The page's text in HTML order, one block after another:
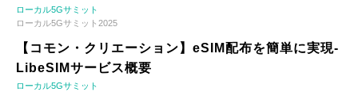
ローカル5Gサミット
ローカル5Gサミット2025
【コモン・クリエーション】eSIM配布を簡単に実現-
LibeSIMサービス概要
ローカル5Gサミット